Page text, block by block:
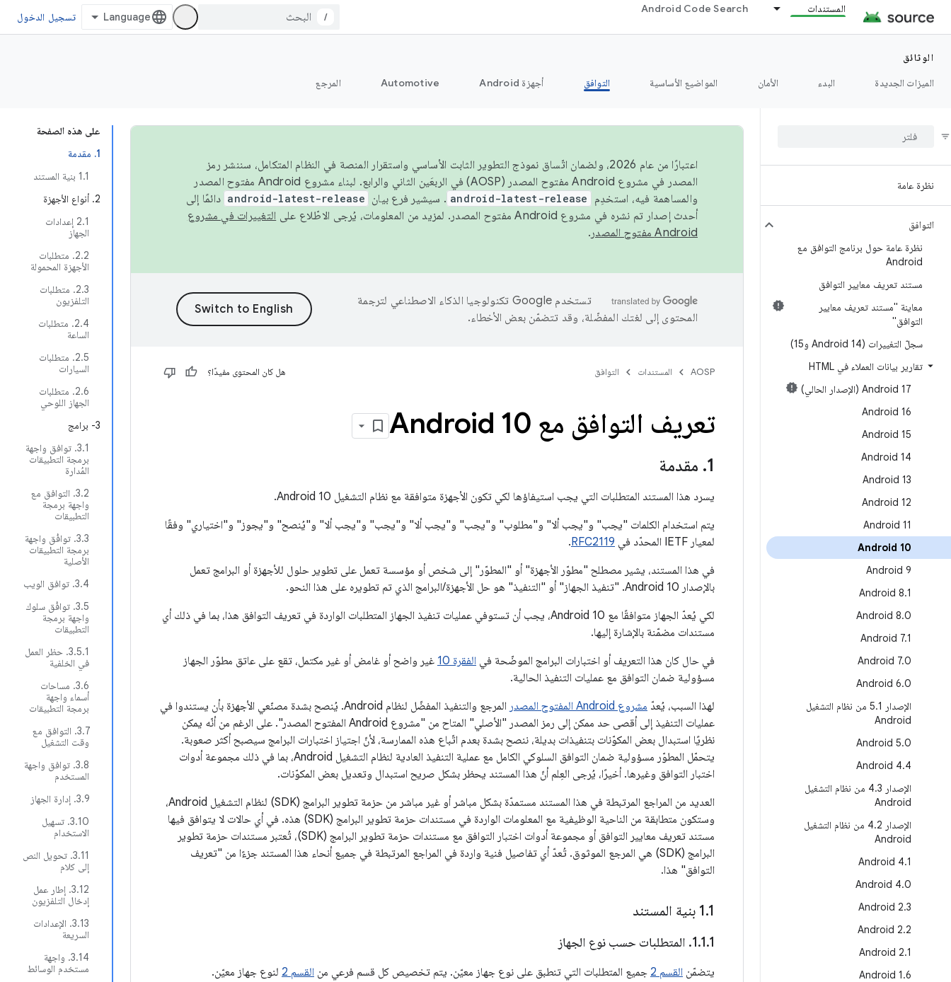
المستندات Android Code Search
/ تسجيل الدخول
الوثائق
الميزات الجديدة
البدء الأمان المواضيع الأساسية التوافق أجهزة Android Automotive المرجع
نظرة عامة
التوافق
نظرة عامة حول برنامج التوافق مع
Android
مستند تعريف معايير التوافق
معاينة "مستند تعريف معايير
التوافق"
سجلّ التغييرات (Android 14 و15)
تقارير بيانات العملاء في HTML
‫Android 17 (الإصدار الحالي)
Android 16
Android 15
Android 14
Android 13
Android 12
Android 11
Android 10
Android 9
Android 8.1
Android 8.0
Android 7.1
Android 7.0
Android 6.0
الإصدار 5
.
1 من نظام التشغيل
Android
Android 5.0
Android 4.4
الإصدار 4
.
3 من نظام التشغيل
Android
الإصدار 4
.
2 من نظام التشغيل
Android
Android 4.1
Android 4.0
Android 2.3
Android 2.2
Android 2.1
Android 1.6
على هذه الصفحة
1. مقدمة
‫1.1 بنية المستند
2. أنواع الأجهزة
‫2.1 إعدادات
الجهاز
2.2. متطلبات
الأجهزة المحمولة
‫2.3. متطلبات
التلفزيون
‫2.4. متطلبات
الساعة
‫2.5. متطلبات
السيارات
‫2.6. متطلبات
الجهاز اللوحي
3- برامج
‫3.1. توافق واجهة
برمجة التطبيقات
المُدارة
3.2. التوافق مع
واجهة برمجة
التطبيقات
‫3.3. توافُق واجهة
برمجة التطبيقات
الأصلية
‫3.4. توافق الويب
‫3.5. توافُق سلوك
واجهة برمجة
التطبيقات
‫3.5.1. حظر العمل
في الخلفية
‫3.6. مساحات
أسماء واجهة
برمجة التطبيقات
‫3.7. التوافق مع
وقت التشغيل
‫3.8. توافق واجهة
المستخدم
‫3.9. إدارة الجهاز
‫3.10. تسهيل
الاستخدام
‫3.11. تحويل النص
إلى كلام
‫3.12. إطار عمل
إدخال التلفزيون
‫3.13. الإعدادات
السريعة
‫3.14. واجهة
مستخدم الوسائط
اعتبارًا من عام 2026، ولضمان اتّساق نموذج التطوير الثابت الأساسي واستقرار المنصة في النظام المتكامل، سننشر رمز
المصدر في مشروع Android مفتوح المصدر (AOSP) في الربعَين الثاني والرابع. لبناء مشروع Android مفتوح المصدر
والمساهمة فيه، استخدِم
android-latest-release . سيشير فرع بيان android-latest-release دائمًا إلى
أحدث إصدار تم نشره في مشروع Android مفتوح المصدر. لمزيد من المعلومات، يُرجى الاطّلاع على
التغييرات في مشروع
Android مفتوح المصدر
.
تستخدم Google تكنولوجيا الذكاء الاصطناعي لترجمة
المحتوى إلى لغتك المفضّلة، وقد تتضمّن بعض الأخطاء.
AOSP المستندات التوافق هل كان المحتوى مفيدًا؟
تعريف التوافق مع Android 10
1
. مقدمة
يسرد هذا المستند المتطلبات التي يجب استيفاؤها لكي تكون الأجهزة متوافقة مع نظام التشغيل Android 10.
يتم استخدام الكلمات "يجب" و"يجب ألا" و"مطلوب" و"يجب" و"يجب ألا" و"يجب" و"يجب ألا" و"يُنصح" و"يجوز" و"اختياري" وفقًا
لمعيار IETF المحدّد في
RFC2119
.
في هذا المستند، يشير مصطلح "مطوّر الأجهزة" أو "المطوّر" إلى شخص أو مؤسسة تعمل على تطوير حلول للأجهزة أو البرامج تعمل
بالإصدار Android 10. "تنفيذ الجهاز" أو "التنفيذ" هو حل الأجهزة/البرامج الذي تم تطويره على هذا النحو.
لكي يُعدّ الجهاز متوافقًا مع Android 10، يجب أن تستوفي عمليات تنفيذ الجهاز المتطلبات الواردة في تعريف التوافق هذا، بما في ذلك أي
مستندات مضمّنة بالإشارة إليها.
في حال كان هذا التعريف أو اختبارات البرامج الموضّحة في الفقرة 10
غير واضح أو غامض أو غير مكتمل، تقع على عاتق مطوّر الجهاز
مسؤولية ضمان التوافق مع عمليات التنفيذ الحالية.
لهذا السبب، يُعدّ مشروع Android المفتوح المصدر
المرجع والتنفيذ المفضّل لنظام Android. يُنصح بشدة مصنّعي الأجهزة بأن يستندوا في
عمليات التنفيذ إلى أقصى حد ممكن إلى رمز المصدر "الأصلي" المتاح من "مشروع Android المفتوح المصدر". على الرغم من أنّه يمكن
نظريًا استبدال بعض المكوّنات بتنفيذات بديلة، ننصح بشدة بعدم اتّباع هذه الممارسة، لأنّ اجتياز اختبارات البرامج سيصبح أكثر صعوبة.
يتحمّل المطوّر مسؤولية ضمان التوافق السلوكي الكامل مع عملية التنفيذ العادية لنظام التشغيل Android، بما في ذلك مجموعة أدوات
اختبار التوافق وغيرها. أخيرًا، يُرجى العِلم أنّ هذا المستند يحظر بشكل صريح استبدال وتعديل بعض المكوّنات.
العديد من المراجع المرتبطة في هذا المستند مستمدّة بشكل مباشر أو غير مباشر من حزمة تطوير البرامج (SDK) لنظام التشغيل Android،
وستكون متطابقة من الناحية الوظيفية مع المعلومات الواردة في مستندات حزمة تطوير البرامج (SDK) هذه. في أي حالات لا يتوافق فيها
مستند تعريف معايير التوافق أو مجموعة أدوات اختبار التوافق مع مستندات حزمة تطوير البرامج (SDK)، تُعتبر مستندات حزمة تطوير
البرامج (SDK) هي المرجع الموثوق. تُعدّ أي تفاصيل فنية واردة في المراجع المرتبطة في جميع أنحاء هذا المستند جزءًا من "تعريف
التوافق" هذا.
‫1.1 بنية المستند
‫1.1.1
. المتطلبات حسب نوع الجهاز
يتضمّن القسم 2 جميع المتطلبات التي تنطبق على نوع جهاز معيّن. يتم تخصيص كل قسم فرعي من القسم 2
لنوع جهاز معيّن.